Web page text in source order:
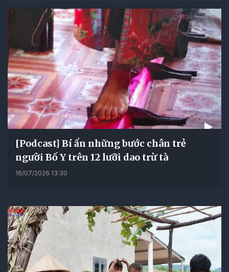
[Podcast] Bí ẩn những bước chân trẻ
người Bố Y trên 12 lưỡi dao trừ tà
16/07/2026 13:30